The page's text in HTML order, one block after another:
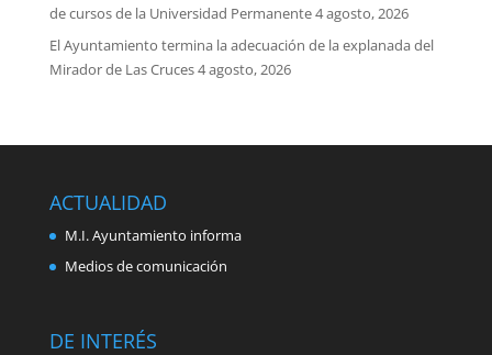
de cursos de la Universidad Permanente4 agosto, 2026
El Ayuntamiento termina la adecuación de la explanada del
Mirador de Las Cruces4 agosto, 2026
ACTUALIDAD
M.I. Ayuntamiento informa
Medios de comunicación
DE INTERÉS